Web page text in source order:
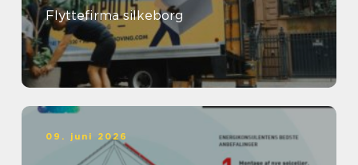
Flyttefirma silkeborg
09. juni 2026